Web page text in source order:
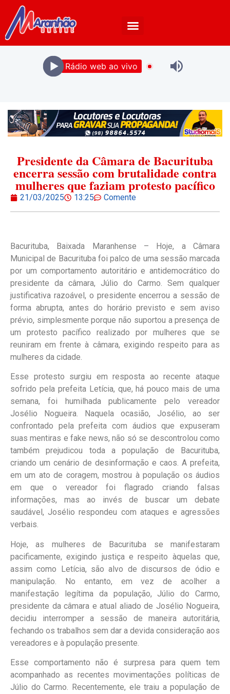
Rádio web ao vivo
Presidente da Câmara de Bacurituba
encerra sessão com brutalidade contra
mulheres que faziam protesto pacífico
21/03/2025 13:25 Comente
Bacurituba, Baixada Maranhense – Hoje, a Câmara
Municipal de Bacurituba foi palco de uma sessão marcada
por um comportamento autoritário e antidemocrático do
presidente da câmara, Júlio do Carmo. Sem qualquer
justificativa razoável, o presidente encerrou a sessão de
forma abrupta, antes do horário previsto e sem aviso
prévio, simplesmente porque não suportou a presença de
um protesto pacífico realizado por mulheres que se
reuniram em frente à câmara, exigindo respeito para as
mulheres da cidade.
Esse protesto surgiu em resposta ao recente ataque
sofrido pela prefeita Letícia, que, há pouco mais de uma
semana, foi humilhada publicamente pelo vereador
Josélio Nogueira. Naquela ocasião, Josélio, ao ser
confrontado pela prefeita com áudios que expuseram
suas mentiras e fake news, não só se descontrolou como
também prejudicou toda a população de Bacurituba,
criando um cenário de desinformação e caos. A prefeita,
em um ato de coragem, mostrou à população os áudios
em que o vereador foi flagrado criando falsas
informações, mas ao invés de buscar um debate
saudável, Josélio respondeu com ataques e agressões
verbais.
Hoje, as mulheres de Bacurituba se manifestaram
pacificamente, exigindo justiça e respeito àquelas que,
assim como Letícia, são alvo de discursos de ódio e
manipulação. No entanto, em vez de acolher a
manifestação legítima da população, Júlio do Carmo,
presidente da câmara e atual aliado de Josélio Nogueira,
decidiu interromper a sessão de maneira autoritária,
fechando os trabalhos sem dar a devida consideração aos
vereadores e à população presente.
Esse comportamento não é surpresa para quem tem
acompanhado as recentes movimentações políticas de
Júlio do Carmo. Recentemente, ele traiu a população de